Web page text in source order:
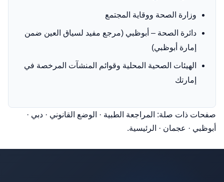
وزارة الصحة ووقاية المجتمع
دائرة الصحة – أبوظبي (مرجع مفيد لسياق العين ضمن
إمارة أبوظبي)
الهيئات الصحية المحلية وقوائم المنشآت المرخصة في
إمارتك
صفحات ذات صلة: المراجعة الطبية · الوضع القانوني · دبي ·
أبوظبي · عجمان · الرئيسية.